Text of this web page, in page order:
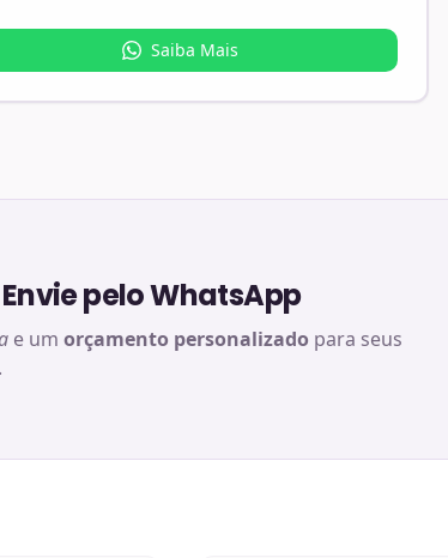
Saiba Mais
pelo WhatsApp
e um orçamento personalizado para seus